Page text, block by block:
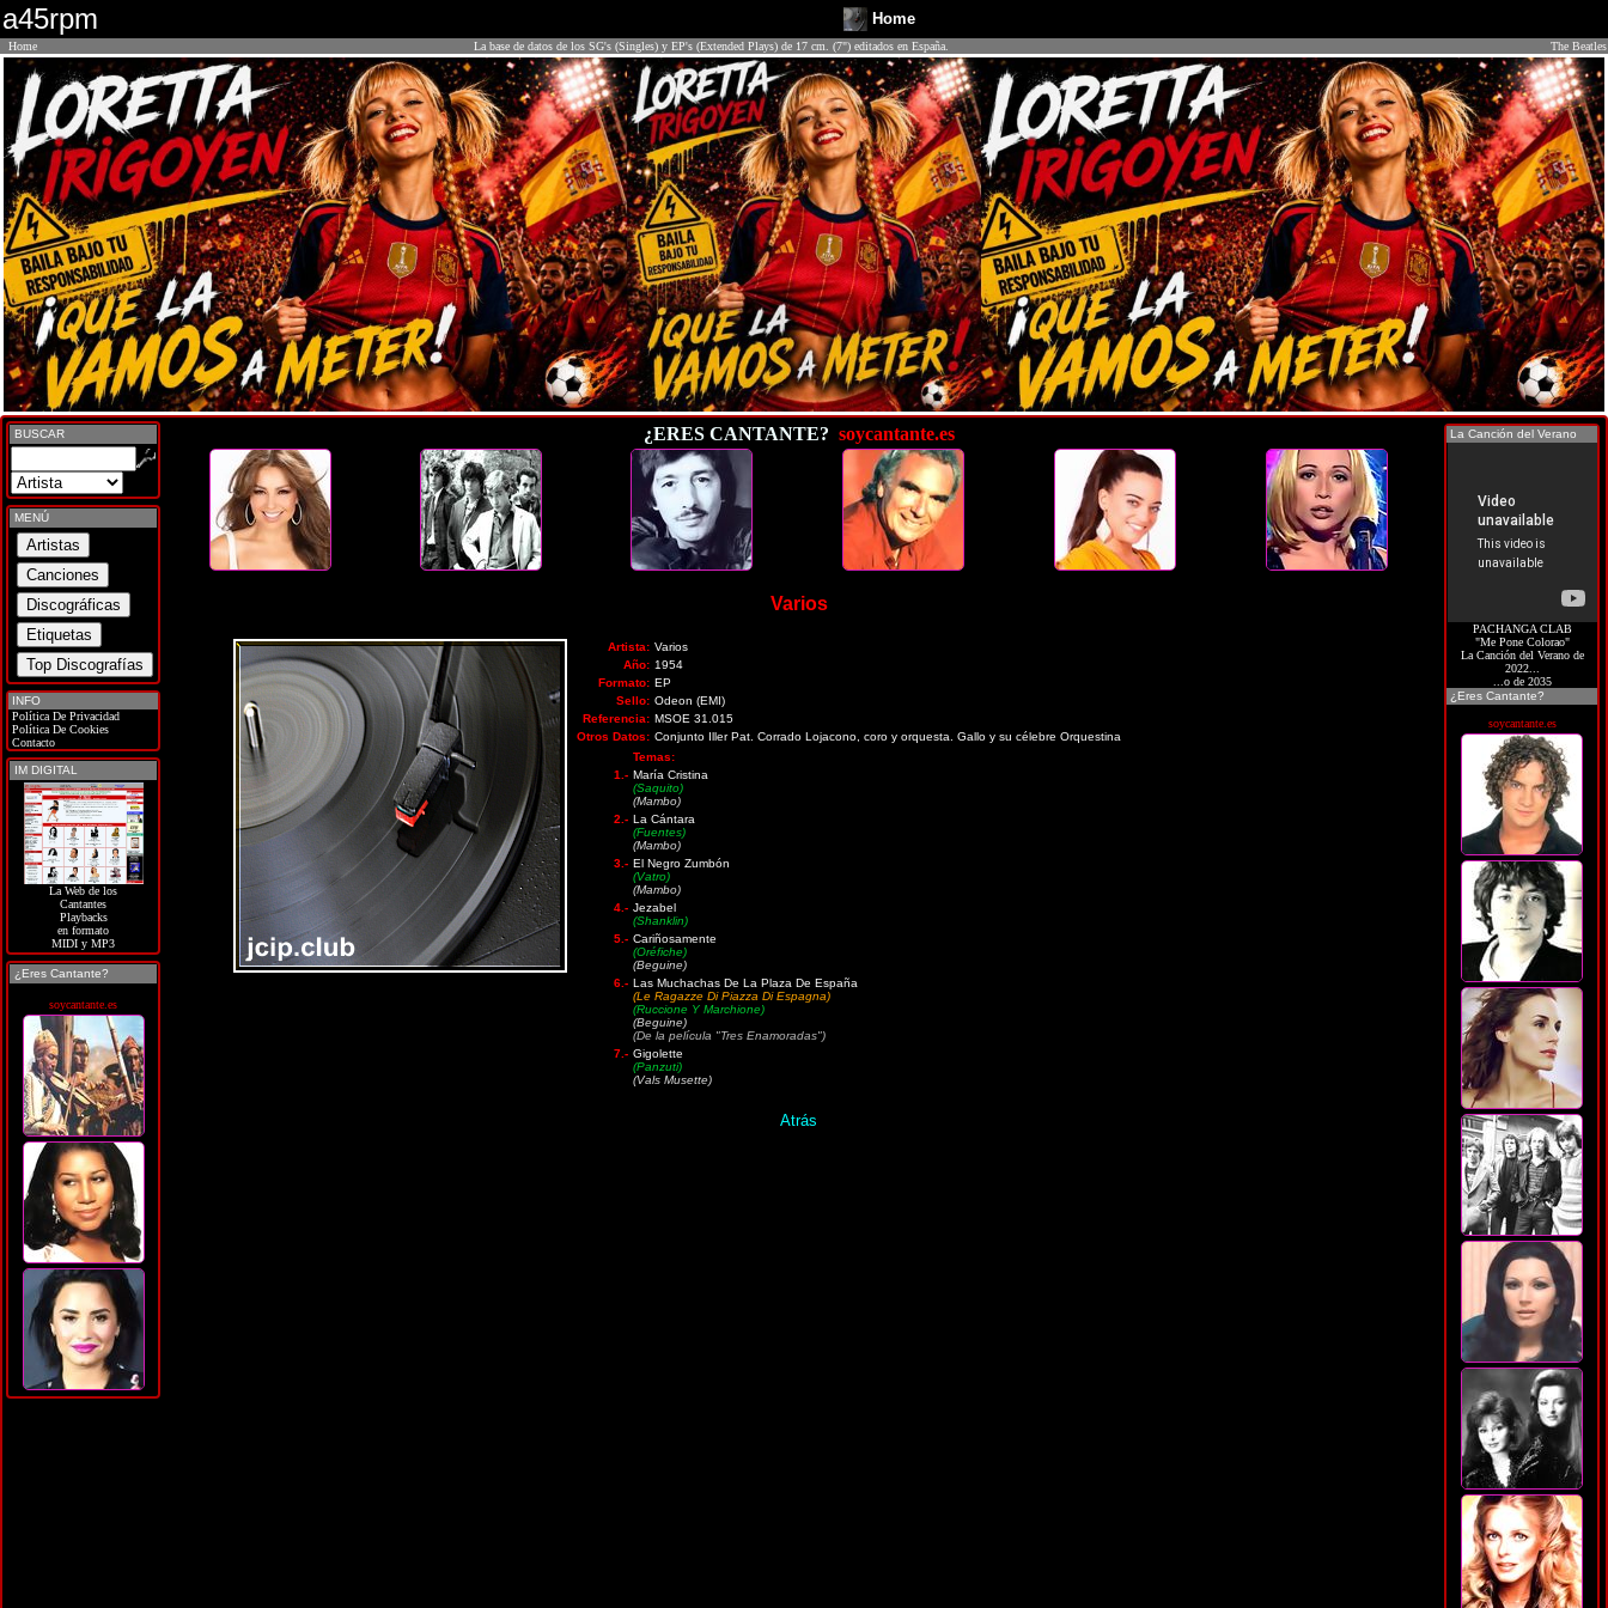
a45rpm Home
Home La base de datos de los SG's (Singles) y EP's (Extended Plays) de 17 cm. (7") editados en España. The Beatles
BUSCAR
MENÚ
INFO
Política De Privacidad
Política De Cookies
Contacto
IM DIGITAL
La Web de los
Cantantes
Playbacks
en formato
MIDI y MP3
¿Eres Cantante?
soycantante.es
¿ERES CANTANTE? soycantante.es
Varios
Artista: Varios
Año: 1954
Formato: EP
Sello: Odeon (EMI)
Referencia: MSOE 31.015
Otros Datos: Conjunto Iller Pat. Corrado Lojacono, coro y orquesta. Gallo y su célebre Orquestina
Temas:
1.- María Cristina
(Saquito)
(Mambo)
2.- La Cántara
(Fuentes)
(Mambo)
3.- El Negro Zumbón
(Vatro)
(Mambo)
4.- Jezabel
(Shanklin)
5.- Cariñosamente
(Oréfiche)
(Beguine)
6.- Las Muchachas De La Plaza De España
(Le Ragazze Di Piazza Di Espagna)
(Ruccione Y Marchione)
(Beguine)
(De la película "Tres Enamoradas")
7.- Gigolette
(Panzuti)
(Vals Musette)
Atrás
La Canción del Verano
PACHANGA CLAB
"Me Pone Colorao"
La Canción del Verano de
2022...
...o de 2035
¿Eres Cantante?
soycantante.es